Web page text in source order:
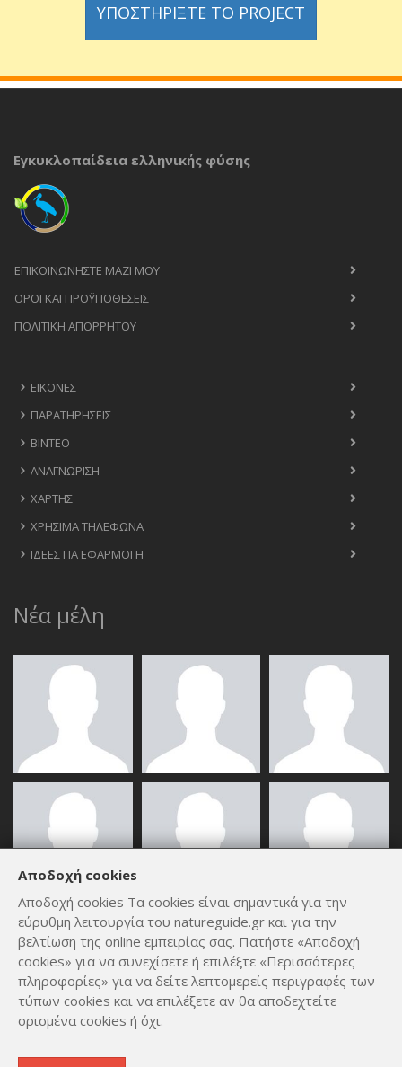
ΥΠΟΣΤΗΡΊΞΤΕ ΤΟ PROJECT
Εγκυκλοπαίδεια ελληνικής φύσης
ΕΠΙΚΟΙΝΩΝΉΣΤΕ ΜΑΖΊ ΜΟΥ
ΟΡΟΙ ΚΑΙ ΠΡΟΫΠΟΘΈΣΕΙΣ
ΠΟΛΙΤΙΚΉ ΑΠΟΡΡΉΤΟΥ
ΕΙΚΌΝΕΣ
ΠΑΡΑΤΗΡΉΣΕΙΣ
ΒΊΝΤΕΟ
ΑΝΑΓΝΏΡΙΣΗ
ΧΆΡΤΗΣ
ΧΡΉΣΙΜΑ ΤΗΛΈΦΩΝΑ
ΙΔΈΕΣ ΓΙΑ ΕΦΑΡΜΟΓΉ
Νέα μέλη
ΟΛΑ ΤΑ ΜΈΛΗ
Copyright © 2012 - 2026
Αποδοχή cookies
Αποδοχή cookies Τα cookies είναι σημαντικά για την
εύρυθμη λειτουργία του natureguide.gr και για την
βελτίωση της online εμπειρίας σας. Πατήστε «Αποδοχή
cookies» για να συνεχίσετε ή επιλέξτε «Περισσότερες
πληροφορίες» για να δείτε λεπτομερείς περιγραφές των
τύπων cookies και να επιλέξετε αν θα αποδεχτείτε
ορισμένα cookies ή όχι.